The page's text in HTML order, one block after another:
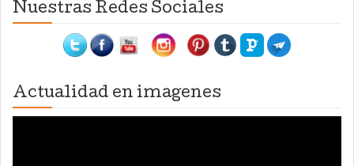
Nuestras Redes Sociales
Actualidad en imagenes